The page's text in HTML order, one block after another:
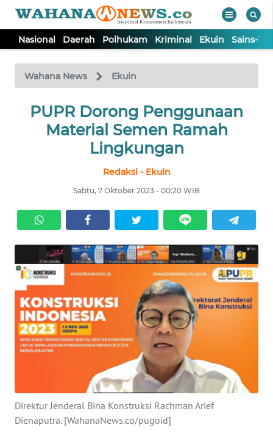
Nasional Daerah Polhukam Kriminal Ekuin Sains-
Wahana News Ekuin
PUPR Dorong Penggunaan
Material Semen Ramah
Lingkungan
Redaksi - Ekuin
Sabtu, 7 Oktober 2023 - 00:20 WIB
Direktur Jenderal Bina Konstruksi Rachman Arief
Dienaputra. [WahanaNews.co/pugoid]
TV
Tutup
NASIONAL
KRIMINAL
EKUIN
SAINS-TEKNO
KESEHATAN
INTERNASIONAL
PENDIDIKAN